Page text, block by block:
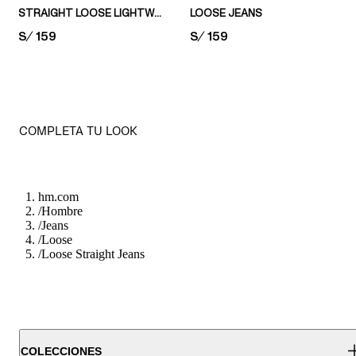
STRAIGHT LOOSE LIGHTWEIGHT JEANS
PRICE:
S/ 159
LOOSE JEANS
PRICE:
S/ 159
COMPLETA TU LOOK
hm.com
/Hombre
/Jeans
/Loose
/Loose Straight Jeans
COLECCIONES